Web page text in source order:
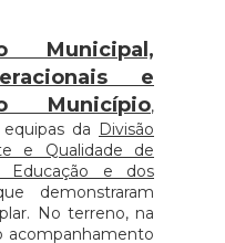
Municipal,
e
Município,
da
Divisão
e Qualidade de
Educação e dos
demonstraram
No terreno, na
acompanhamento